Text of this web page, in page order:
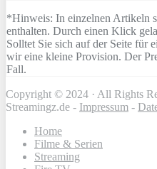
*Hinweis: In einzelnen Artikeln
enthalten. Durch einen Klick
Solltet Sie sich auf der Seite für
wir eine kleine Provision. Der
Fall.
Copyright © 2024 · All Rights
Streamingz.de - Impressum -
Home
Filme & Serien
Streaming